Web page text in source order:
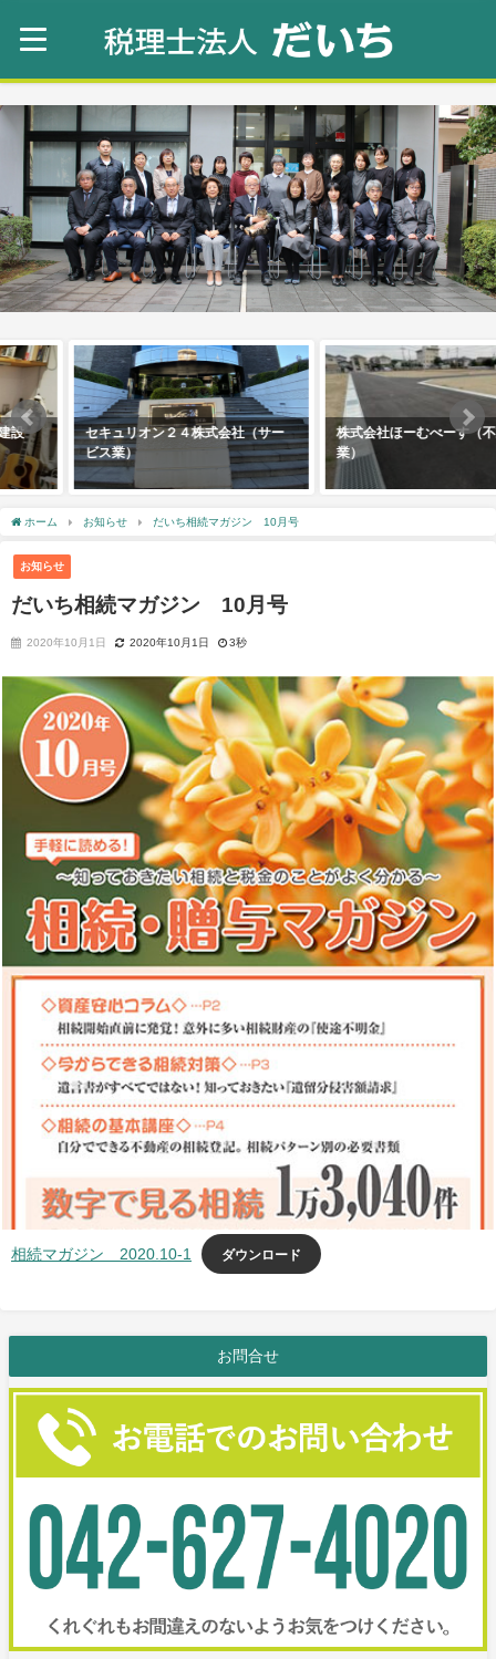
セキュリオン２４株式会社（サー
ビス業）
株式会社ほーむべーす（不動産
業）
ホーム お知らせ だいち相続マガジン 10月号
お知らせ
だいち相続マガジン 10月号
2020年10月1日 2020年10月1日 3秒
相続マガジン 2020.10-1 ダウンロード
お問合せ